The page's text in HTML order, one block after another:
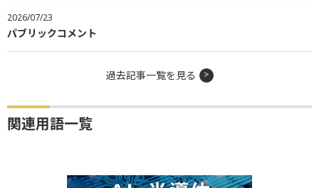
2026/07/23
パブリックコメント
過去記事一覧を見る
関連用語一覧